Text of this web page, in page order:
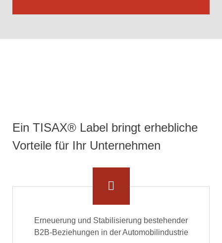
Ein TISAX® Label bringt erhebliche
Vorteile für Ihr Unternehmen
Erneuerung und Stabilisierung bestehender
B2B-Beziehungen in der Automobilindustrie